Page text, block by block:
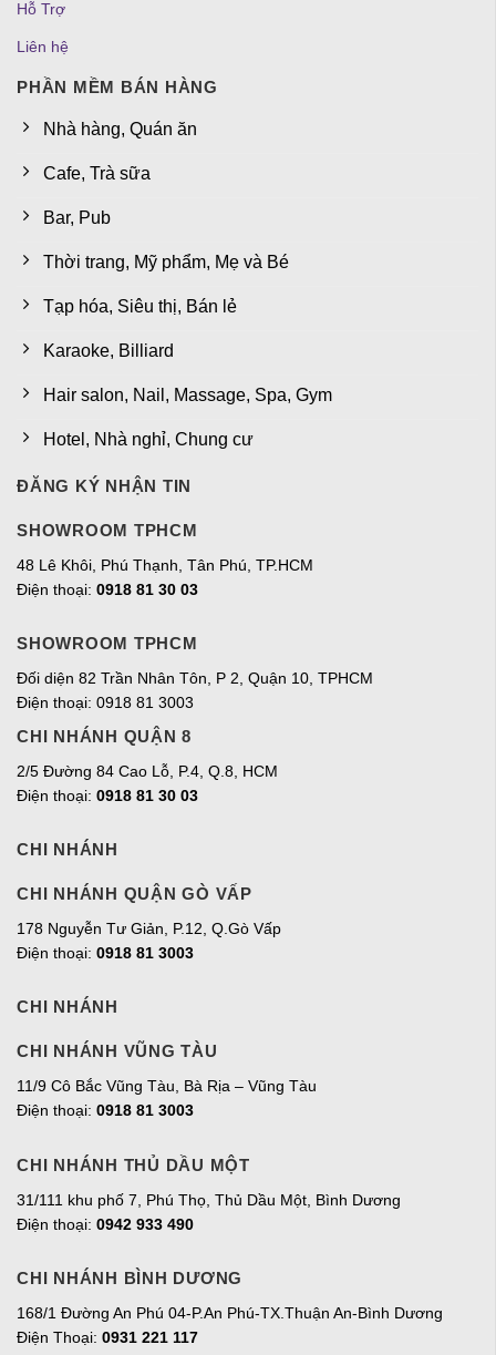
Hỗ Trợ
Liên hệ
PHẦN MỀM BÁN HÀNG
Nhà hàng, Quán ăn
Cafe, Trà sữa
Bar, Pub
Thời trang, Mỹ phẩm, Mẹ và Bé
Tạp hóa, Siêu thị, Bán lẻ
Karaoke, Billiard
Hair salon, Nail, Massage, Spa, Gym
Hotel, Nhà nghỉ, Chung cư
ĐĂNG KÝ NHẬN TIN
SHOWROOM TPHCM
48 Lê Khôi, Phú Thạnh, Tân Phú, TP.HCM
Điện thoại: 0918 81 30 03
SHOWROOM TPHCM
Đối diện 82 Trần Nhân Tôn, P 2, Quận 10, TPHCM
Điện thoại: 0918 81 3003
CHI NHÁNH QUẬN 8
2/5 Đường 84 Cao Lỗ, P.4, Q.8, HCM
Điện thoại: 0918 81 30 03
CHI NHÁNH
CHI NHÁNH QUẬN GÒ VẤP
178 Nguyễn Tư Giản, P.12, Q.Gò Vấp
Điện thoại: 0918 81 3003
CHI NHÁNH
CHI NHÁNH VŨNG TÀU
11/9 Cô Bắc Vũng Tàu, Bà Rịa – Vũng Tàu
Điện thoại: 0918 81 3003
CHI NHÁNH THỦ DẦU MỘT
31/111 khu phố 7, Phú Thọ, Thủ Dầu Một, Bình Dương
Điện thoại: 0942 933 490
CHI NHÁNH BÌNH DƯƠNG
168/1 Đường An Phú 04-P.An Phú-TX.Thuận An-Bình Dương
Điện Thoại: 0931 221 117